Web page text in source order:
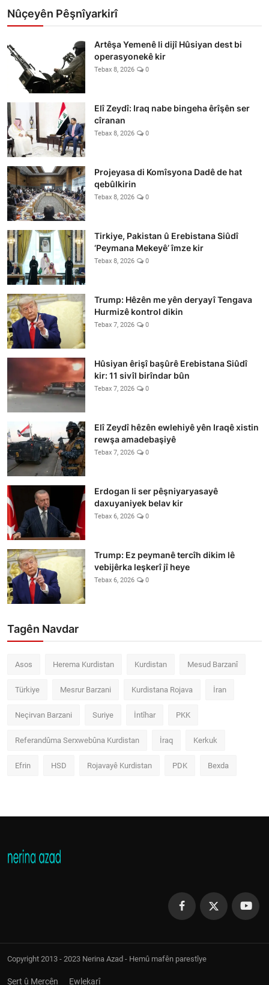
Nûçeyên Pêşnîyarkirî
Artêşa Yemenê li dijî Hûsiyan dest bi
operasyonekê kir
Tebax 8, 2026 0
Elî Zeydî: Iraq nabe bingeha êrîşên ser
cîranan
Tebax 8, 2026 0
Projeyasa di Komîsyona Dadê de hat
qebûlkirin
Tebax 8, 2026 0
Tirkiye, Pakistan û Erebistana Siûdî
‘Peymana Mekeyê’ îmze kir
Tebax 8, 2026 0
Trump: Hêzên me yên deryayî Tengava
Hurmizê kontrol dikin
Tebax 7, 2026 0
Hûsiyan êrişî başûrê Erebistana Siûdî
kir: 11 sivîl birîndar bûn
Tebax 7, 2026 0
Elî Zeydî hêzên ewlehiyê yên Iraqê xistin
rewşa amadebaşiyê
Tebax 7, 2026 0
Erdogan li ser pêşniyaryasayê
daxuyaniyek belav kir
Tebax 6, 2026 0
Trump: Ez peymanê tercîh dikim lê
vebijêrka leşkerî jî heye
Tebax 6, 2026 0
Tagên Navdar
Asos Herema Kurdistan Kurdistan Mesud Barzanî
Türkiye Mesrur Barzani Kurdistana Rojava İran
Neçirvan Barzani Suriye İntîhar PKK
Referandûma Serxwebûna Kurdistan İraq Kerkuk
Efrin HSD Rojavayê Kurdistan PDK Bexda
Copyright 2013 - 2023 Nerina Azad - Hemû mafên parestîye
Şert û Mercên Ewlekarî